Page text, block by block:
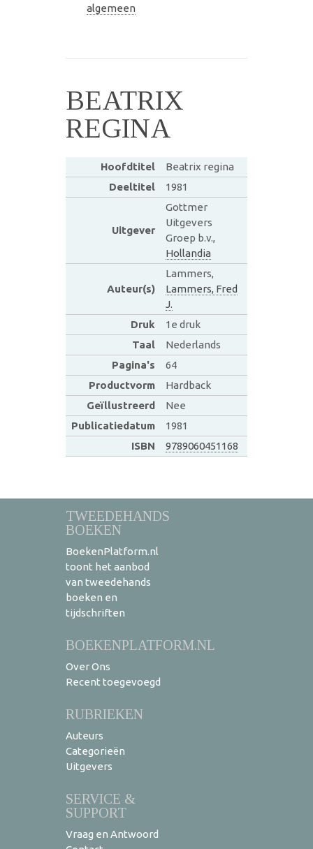
algemeen
BEATRIX
REGINA
Hoofdtitel
Beatrix regina
Deeltitel
1981
Uitgever
Gottmer
Uitgevers
Groep b.v.,
Hollandia
Auteur(s)
Lammers,
Lammers, Fred
J.
Druk
1e druk
Taal
Nederlands
Pagina's
64
Productvorm
Hardback
Geïllustreerd
Nee
Publicatiedatum
1981
ISBN
9789060451168
TWEEDEHANDS
BOEKEN
BoekenPlatform.nl
toont het aanbod
van tweedehands
boeken en
tijdschriften
BOEKENPLATFORM.NL
Over Ons
Recent toegevoegd
RUBRIEKEN
Auteurs
Categorieën
Uitgevers
SERVICE &
SUPPORT
Vraag en Antwoord